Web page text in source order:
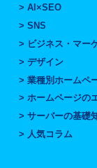
AI×SEO
SNS
ビジネス・マー
デザイン
業種別ホームペ
ホームページの
サーバーの基礎
人気コラム